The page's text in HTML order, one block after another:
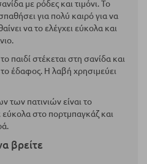
με ρόδες και τιμόνι. Το
για πολύ καιρό για να
να το ελέγχει εύκολα και
παιδί στέκεται στη σανίδα και
έδαφος. Η λαβή χρησιμεύει
των πατινιών είναι το
στο πορτμπαγκάζ και
βρείτε